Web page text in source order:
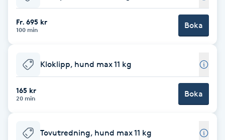
Babylights
Balayage
Barber
Barnklippning
Fr. 695 kr
100 min Boka
Kloklipp, hund max 11 kg
165 kr
20 min Boka
Tovutredning, hund max 11 kg